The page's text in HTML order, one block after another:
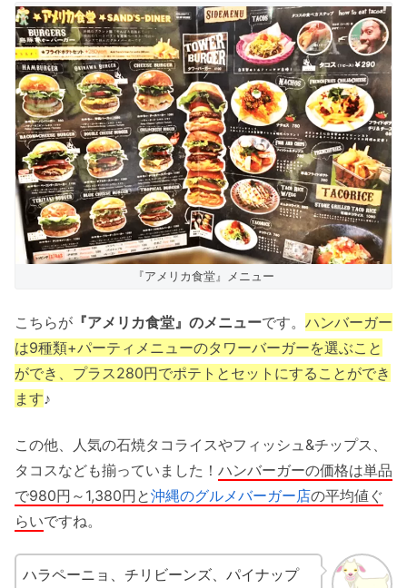
『アメリカ食堂』メニュー
こちらが 『アメリカ食堂』のメニューです。 ハンバーガー
は9種類+パーティメニューのタワーバーガーを選ぶこと
ができ、プラス280円でポテトとセットにすることができ
ます♪
この他、人気の石焼タコライスやフィッシュ&チップス、
タコスなども揃っていました！ ハンバーガーの価格は単品
で980円～1,380円と沖縄のグルメバーガー店の平均値ぐ
らいですね。
ハラペーニョ、チリビーンズ、パイナップ